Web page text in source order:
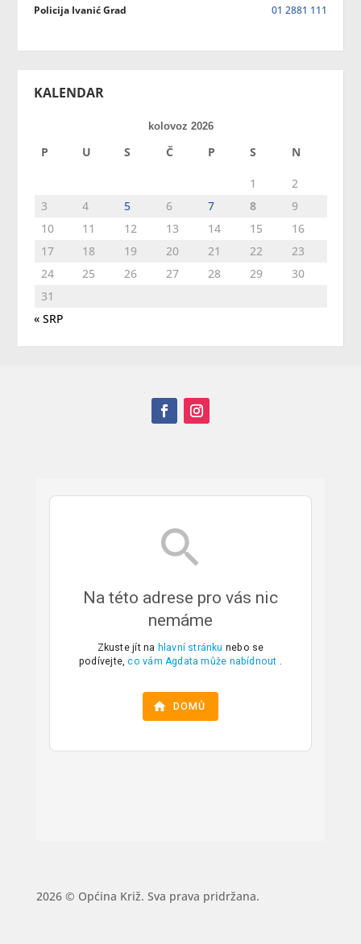
Policija Ivanić Grad 01 2881 111
KALENDAR
kolovoz 2026
P U S Č P S N
1
2
3
4 5 6 7 8
9
10
11 12 13 14 15
16
17
18 19 20 21 22
23
24
25 26 27 28 29
30
31
« SRP
2026 © Općina Križ. Sva prava pridržana.